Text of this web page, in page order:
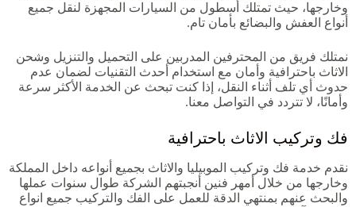
وخارجها، حيث تمتلك أسطول من السيارات المجهزة لنقل جميع
أنواع العفش والبضائع بأمان تام.
نمتلك فريق من المحترفين المدربين على التحميل والتنزيل وشحن
الاثاث باحترافية وأمان مع استخدام أحدث التقنيات لضمان عدم
حدوث أي تلف أثناء النقل، إذا كنت تبحث عن الخدمة الأكثر سرعة
وأمانًا، لا تتردد في التواصل معنا.
فك وتركيب الاثاث باحترافية
نقدم خدمة فك وتركيب الموبيليا والاثاث بجميع أنواعه داخل المملكة
وخارجها من خلال أمهر فنين أنجبتهم الشركة طوال سنوات عملها
والبحث عنهم بمنتهي الدقة للعمل على الفك والتركيب جميع انواع